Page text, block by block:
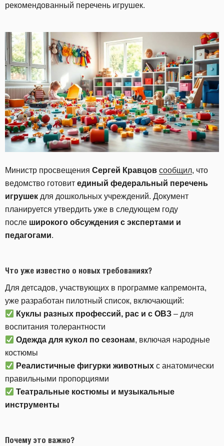
рекомендованный перечень игрушек.
Министр просвещения Сергей Кравцов сообщил, что
ведомство готовит единый федеральный перечень
игрушек для дошкольных учреждений. Документ
планируется утвердить уже в следующем году
после широкого обсуждения с экспертами и
педагогами.
Что уже известно о новых требованиях?
Для детсадов, участвующих в программе капремонта,
уже разработан пилотный список, включающий:
Куклы разных профессий, рас и с ОВЗ – для
воспитания толерантности
Одежда для кукол по сезонам, включая народные
костюмы
Реалистичные фигурки животных с анатомически
правильными пропорциями
Театральные костюмы и музыкальные
инструменты
Почему это важно?